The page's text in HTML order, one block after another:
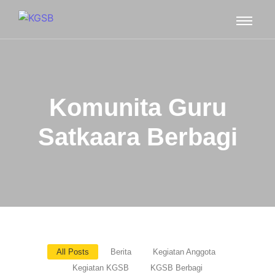
Komunita Guru
Satkaara Berbagi
All Posts Berita
Kegiatan Anggota
Kegiatan KGSB
KGSB Berbagi